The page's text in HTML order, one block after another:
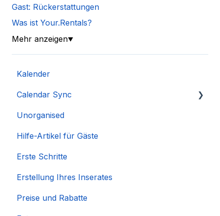
Gast: Rückerstattungen
Was ist Your.Rentals?
Mehr anzeigen▼
Kalender
Calendar Sync
Importieren beliebter Kalender
Unorganised
Hilfe-Artikel für Gäste
Erste Schritte
Erstellung Ihres Inserates
Preise und Rabatte